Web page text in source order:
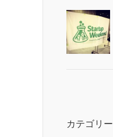
カテゴリー